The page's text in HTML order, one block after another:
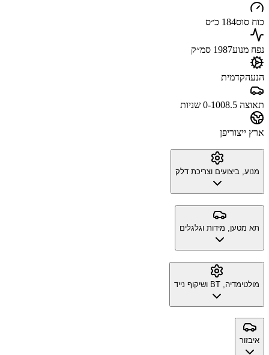
כוח סוס184 כ״ס
נפח מנוע1987 סמ״ק
הנעהקדמית
תאוצה 0-100 8.5 שניות
ארץ ייצוריפן
מנוע, ביצועים וצריכת דלק
תא מטען, מידות וגלגלים
מולטימדיה, BT ושיקוף נייד
איבזור